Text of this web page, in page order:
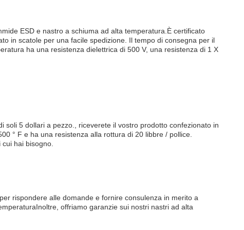
ESD e nastro a schiuma ad alta temperatura.È certificato
in scatole per una facile spedizione. Il tempo di consegna per il
ha una resistenza dielettrica di 500 V, una resistenza di 1 X
5 dollari a pezzo., riceverete il vostro prodotto confezionato in
° F e ha una resistenza alla rottura di 20 libbre / pollice.
hai bisogno.
rispondere alle domande e fornire consulenza in merito a
offriamo garanzie sui nostri nastri ad alta